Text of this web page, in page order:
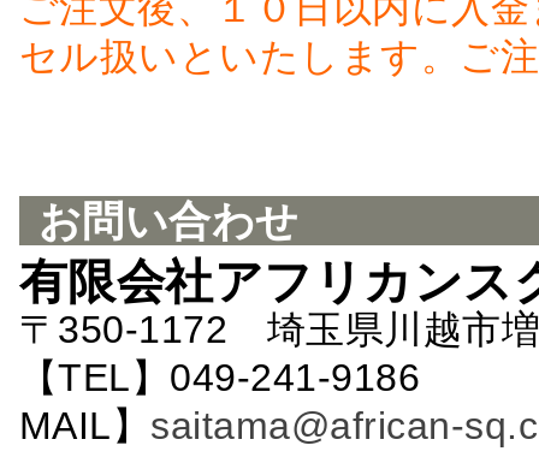
セル扱いといたします。ご
お問い合わせ
有限会社アフリカンス
〒350-1172 埼玉県川越市
【TEL】049-241-
MAIL】 saitama@african-